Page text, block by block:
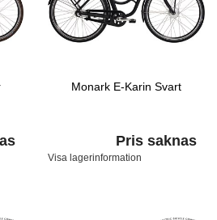
Monark E-Karin Svart
Pris saknas
Visa lagerinformation